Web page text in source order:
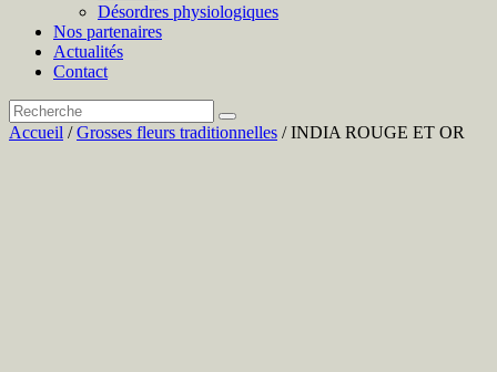
Désordres physiologiques
Nos partenaires
Actualités
Contact
Accueil /Grosses fleurs traditionnelles / INDIA ROUGE ET OR